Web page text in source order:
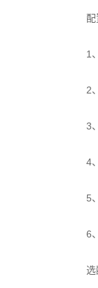
配
1
2
3
4
5
6、
选